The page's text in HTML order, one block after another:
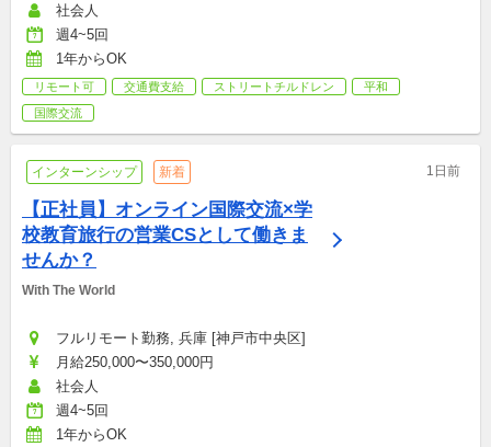
社会人
週4~5回
1年からOK
リモート可 交通費支給 ストリートチルドレン
平和
国際交流
インターンシップ 新着 1日前
【正社員】オンライン国際交流×学
校教育旅行の営業CSとして働きま
せんか？
With The World
フルリモート勤務, 兵庫 [神戸市中央区]
月給250,000〜350,000円
社会人
週4~5回
1年からOK